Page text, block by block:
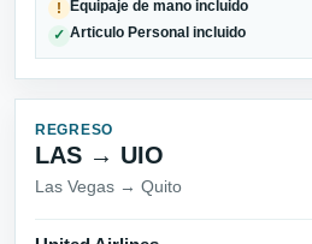
! Equipaje de mano incluido
✓ Articulo Personal incluido
REGRESO
LAS → UIO
Las Vegas → Quito